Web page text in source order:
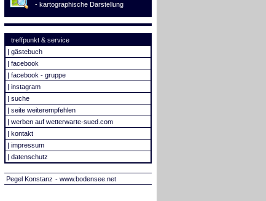
- kartographische Darstellung
treffpunkt & service
| gästebuch
| facebook
| facebook - gruppe
| instagram
| suche
| seite weiterempfehlen
| werben auf wetterwarte-sued.com
| kontakt
| impressum
| datenschutz
Pegel Konstanz - www.bodensee.net